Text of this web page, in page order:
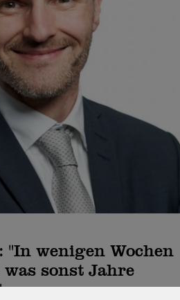
wenigen Wochen
sonst Jahre